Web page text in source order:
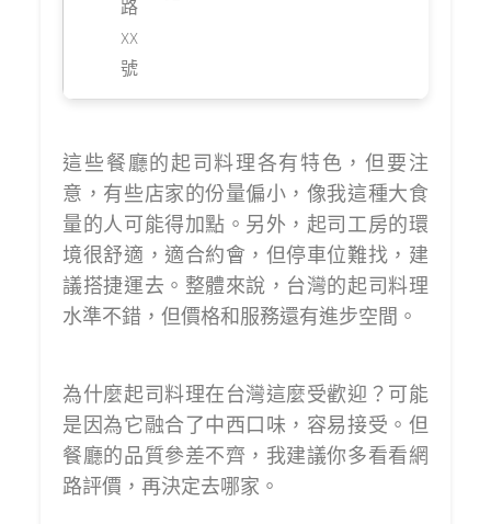
路
XX
號
這些餐廳的起司料理各有特色，但要注
意，有些店家的份量偏小，像我這種大食
量的人可能得加點。另外，起司工房的環
境很舒適，適合約會，但停車位難找，建
議搭捷運去。整體來說，台灣的起司料理
水準不錯，但價格和服務還有進步空間。
為什麼起司料理在台灣這麼受歡迎？可能
是因為它融合了中西口味，容易接受。但
餐廳的品質參差不齊，我建議你多看看網
路評價，再決定去哪家。